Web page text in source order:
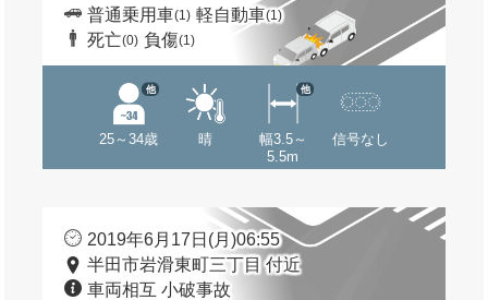
普通乗用車(1) 軽自動車(1)
死亡(0) 負傷(1)
25～34歳
他
晴
幅3.5～
5.5m
他
信号なし
2019年6月17日(月)06:55
半田市岩滑東町三丁目 付近
車両相互 小破事故